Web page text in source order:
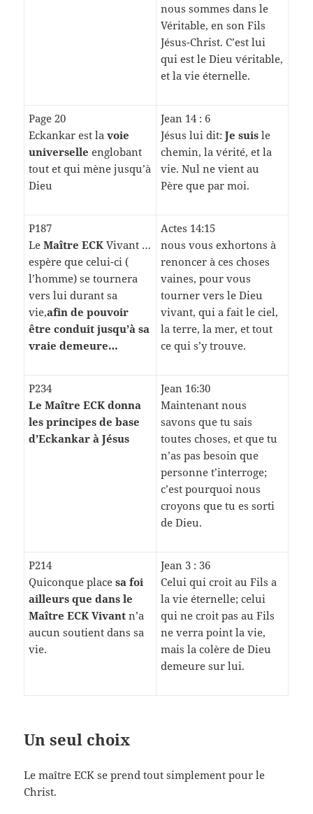
nous sommes dans le
Véritable, en son Fils
Jésus-Christ. C’est lui
qui est le Dieu véritable,
et la vie éternelle.
Page 20
Eckankar est lavoie
universelleenglobant
tout et qui mène jusqu’à
Dieu
Jean 14 : 6
Jésus lui dit:Je suis le
chemin, la vérité, et la
vie. Nul ne vient au
Père que par moi.
P187
Le Maître ECKVivant …
espère que celui-ci (
l’homme) se tournera
vers lui durant sa
vie,afin de pouvoir
être conduit jusqu’à sa
vraie demeure…
Actes 14:15
nous vous exhortons à
renoncer à ces choses
vaines, pour vous
tourner vers le Dieu
vivant, qui a fait le ciel,
la terre, la mer, et tout
ce qui s’y trouve.
P234
Le Maître ECK donna
les principes de base
d’Eckankar à Jésus
Jean 16:30
Maintenant nous
savons que tu sais
toutes choses, et que tu
n’as pas besoin que
personne t’interroge;
c’est pourquoi nous
croyons que tu es sorti
de Dieu.
P214
Quiconque placesa foi
ailleurs que dans le
Maître ECK Vivantn’a
aucun soutient dans sa
vie.
Jean 3 : 36
Celui qui croit au Fils a
la vie éternelle; celui
qui ne croit pas au Fils
ne verra point la vie,
mais la colère de Dieu
demeure sur lui.
Un seul choix
Le maître ECK se prend tout simplement pour le
Christ.